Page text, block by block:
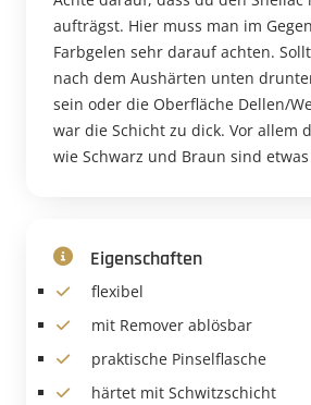
aufträgst. Hier muss man im
Farbgelen sehr darauf achten.
nach dem Aushärten unten
sein oder die Oberfläche Dellen/
war die Schicht zu dick. Vor allem
wie Schwarz und Braun sind
Eigenschaften
flexibel
mit Remover ablösbar
praktische Pinselflasche
härtet mit Schwitzschicht